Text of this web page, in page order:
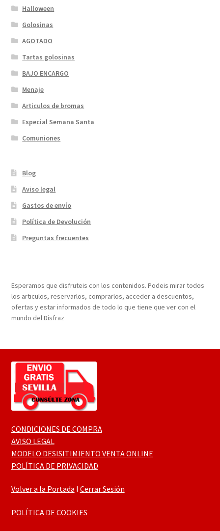
Halloween
Golosinas
AGOTADO
Tartas golosinas
BAJO ENCARGO
Menaje
Articulos de bromas
Especial Semana Santa
Comuniones
Blog
Aviso legal
Gastos de envío
Política de Devolución
Preguntas frecuentes
Esperamos que disfruteis con los contenidos. Podeis mirar todos
los articulos, reservarlos, comprarlos, acceder a descuentos,
ofertas y estar informados de todo lo que tiene que ver con el
mundo del Disfraz
CONDICIONES DE COMPRA
AVISO LEGAL
MODELO DESISITIMIENTO VENTA ONLINE
POLÍTICA DE PRIVACIDAD
Volver a la Portada I Cerrar Sesión
POLÍTICA DE COOKIES